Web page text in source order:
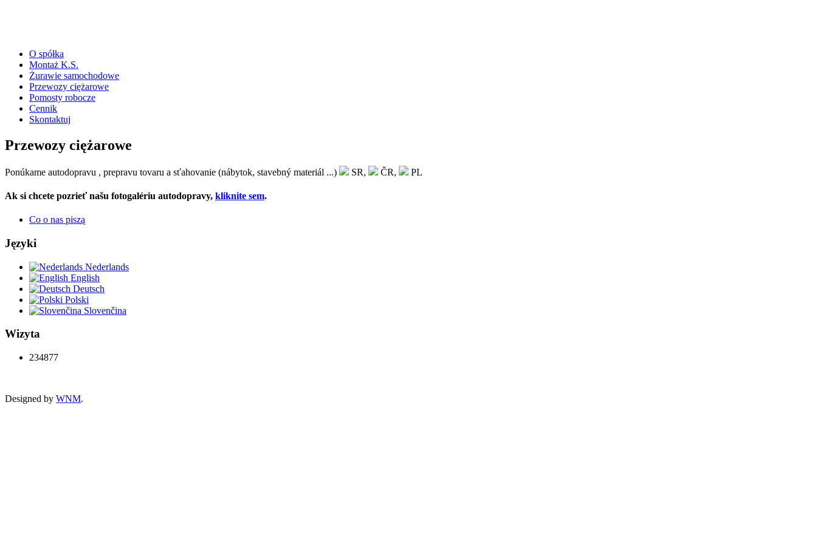
O spółka
Montaż K.S.
Żurawie samochodowe
Przewozy ciężarowe
Pomosty robocze
Cennik
Skontaktuj
Przewozy ciężarowe
Ponúkame autodopravu , prepravu tovaru a sťahovanie (nábytok, stavebný materiál ...) SR, ČR, PL
Ak si chcete pozrieť našu fotogalériu autodopravy, kliknite sem.
Co o nas piszą
Języki
Nederlands
English
Deutsch
Polski
Slovenčina
Wizyta
234877
Designed by WNM.